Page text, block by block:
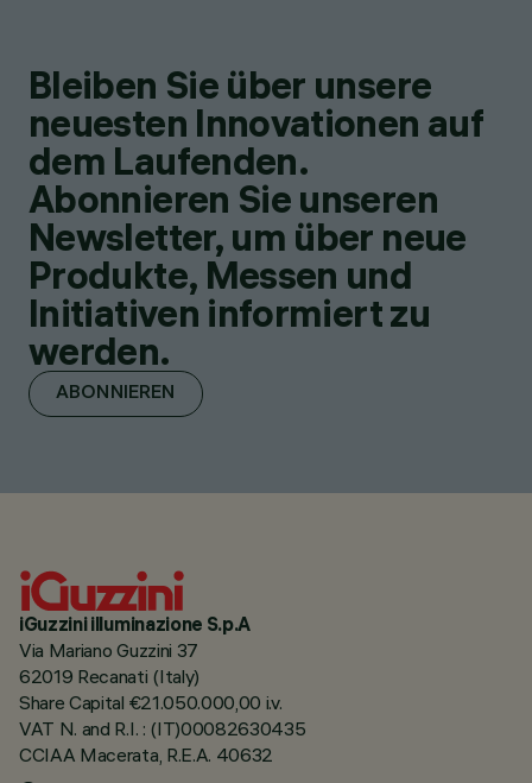
Bleiben Sie über unsere
neuesten Innovationen auf
dem Laufenden.
Abonnieren Sie unseren
Newsletter, um über neue
Produkte, Messen und
Initiativen informiert zu
werden.
ABONNIEREN
iGuzzini illuminazione S.p.A
Via Mariano Guzzini 37
62019 Recanati (Italy)
Share Capital €21.050.000,00 i.v.
VAT N. and R.I. : (IT)00082630435
CCIAA Macerata, R.E.A. 40632